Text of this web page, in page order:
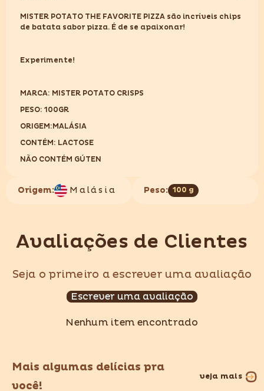
FAVORITE
PIZZA
FAVORITE
PIZZA
MISTER POTATO THE FAVORITE PIZZA são incríveis chips
de batata sabor pizza. É de se apaixonar!
Experimente!
MARCA: MISTER POTATO CRISPS
PESO: 100GR
ORIGEM:MALÁSIA
CONTÉM: LACTOSE
NÃO CONTÉM GÚTEN
Origem: Malásia Peso: 100 g
Avaliações de Clientes
Seja o primeiro a escrever uma avaliação
Escrever uma avaliação
Nenhum item encontrado
Mais algumas delícias pra
você!
veja mais